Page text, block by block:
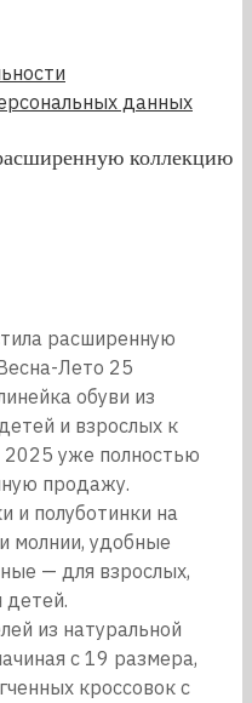
данных
коллекцию
расширенную
Лето 25
обуви из
и взрослых к
2025 уже полностью
продажу.
и полуботинки на
молнии, удобные
— для взрослых,
детей.
из натуральной
с 19 размера,
кроссовок с